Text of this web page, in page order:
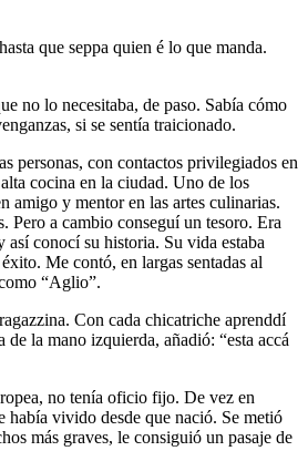
que seppa quien é lo que manda.
no lo necesitaba, de paso. Sabía cómo
si se sentía traicionado.
personas, con contactos privilegiados en
cocina en la ciudad. Uno de los
amigo y mentor en las artes culinarias.
Pero a cambio conseguí un tesoro. Era
así conocí su historia. Su vida estaba
Me contó, en largas sentadas al
“Aglio”.
Con cada chicatriche aprenddí
la mano izquierda, añadió: “esta accá
no tenía oficio fijo. De vez en
había vivido desde que nació. Se metió
más graves, le consiguió un pasaje de